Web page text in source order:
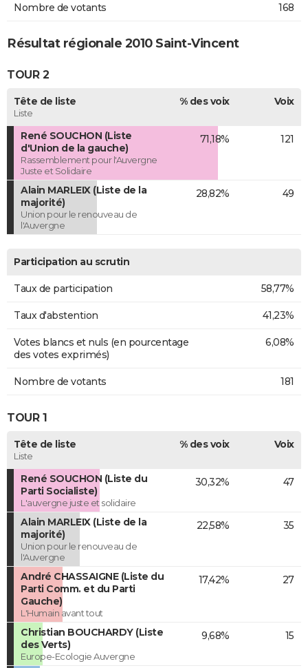
Nombre de votants 168
Résultat régionale 2010 Saint-Vincent
TOUR 2
Tête de liste
Liste
% des voix Voix
René SOUCHON (Liste
d'Union de la gauche)
Rassemblement pour l'Auvergne
Juste et Solidaire
71,18% 121
Alain MARLEIX (Liste de la
majorité)
Union pour le renouveau de
l'Auvergne
28,82% 49
Participation au scrutin
Taux de participation 58,77%
Taux d'abstention 41,23%
Votes blancs et nuls (en pourcentage
des votes exprimés)
6,08%
Nombre de votants 181
TOUR 1
Tête de liste
Liste
% des voix Voix
René SOUCHON (Liste du
Parti Socialiste)
L'auvergne juste et solidaire
30,32% 47
Alain MARLEIX (Liste de la
majorité)
Union pour le renouveau de
l'Auvergne
22,58% 35
André CHASSAIGNE (Liste du
Parti Comm. et du Parti
Gauche)
L'Humain avant tout
17,42% 27
Christian BOUCHARDY (Liste
des Verts)
Europe-Ecologie Auvergne
9,68% 15